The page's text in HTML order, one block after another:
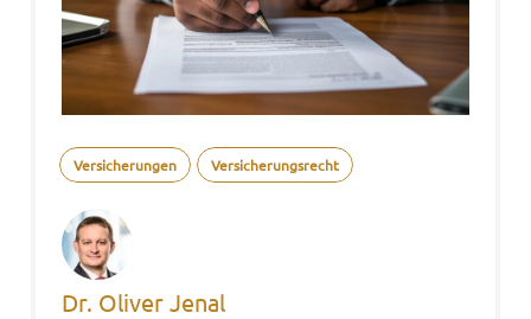
Versicherungen Versicherungsrecht
Dr. Oliver Jenal